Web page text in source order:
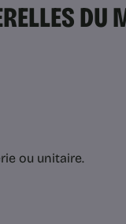
DU
ou unitaire.